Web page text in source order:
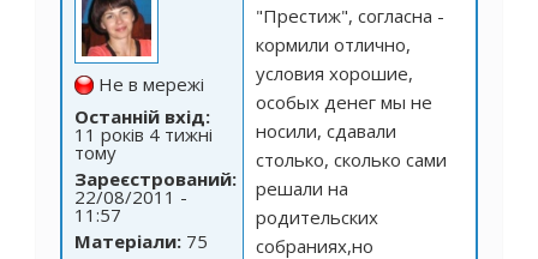
Не в мережі
Останній вхід:
11 років 4 тижні
тому
Зареєстрований:
22/08/2011 -
11:57
Матеріали: 75
"Престиж", согласна -
кормили отлично,
условия хорошие,
особых денег мы не
носили, сдавали
столько, сколько сами
решали на
родительских
собраниях,но